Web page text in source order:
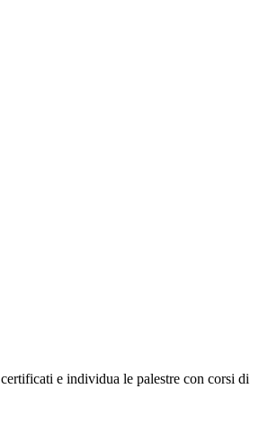
e individua le palestre con corsi di